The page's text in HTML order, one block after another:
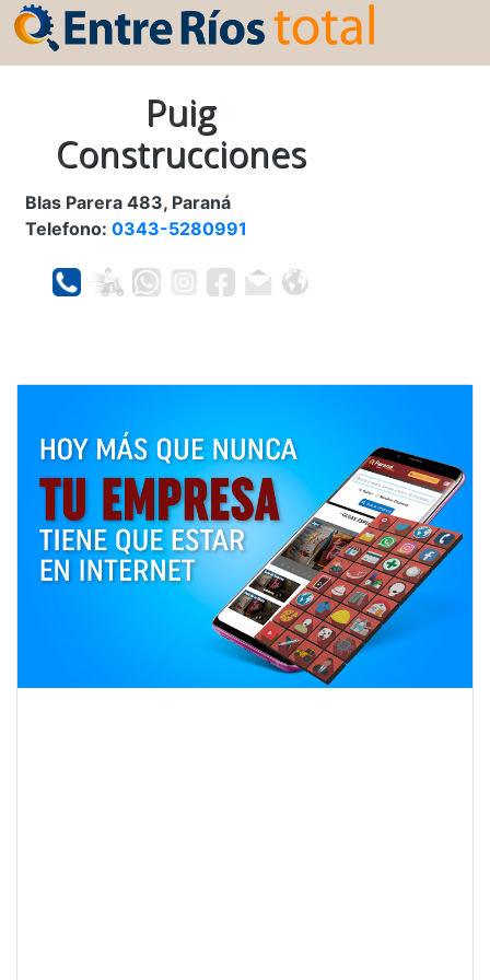
Puig
Construcciones
Blas Parera 483, Paraná
Telefono: 0343-5280991